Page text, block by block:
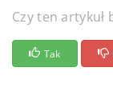
Czy ten artykuł
Tak